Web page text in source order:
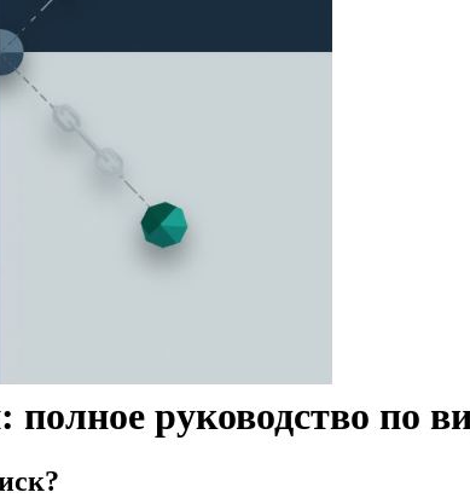
руководство по